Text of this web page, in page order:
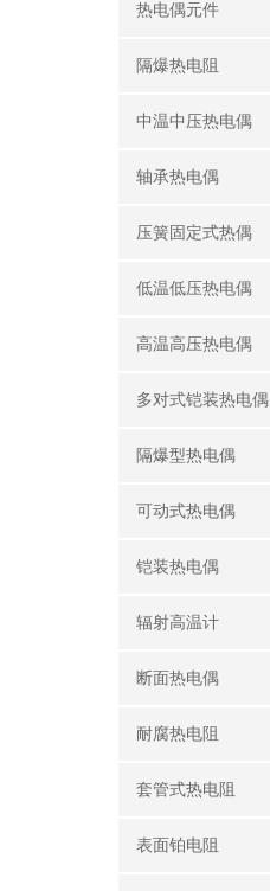
热电偶元件
隔爆热电阻
中温中压热电偶
轴承热电偶
压簧固定式热偶
低温低压热电偶
高温高压热电偶
多对式铠装热电偶
隔爆型热电偶
可动式热电偶
铠装热电偶
辐射高温计
断面热电偶
耐腐热电阻
套管式热电阻
表面铂电阻